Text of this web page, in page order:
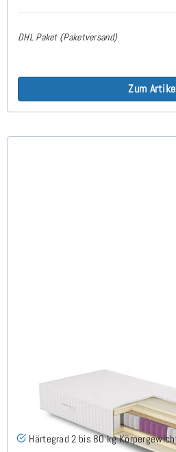
DHL Paket (Paketversand)
Zum
FLAVUS H2 (95° Bezug) TTFK
Sonderanfertigung
Härtegrad 2 bis 80 kg